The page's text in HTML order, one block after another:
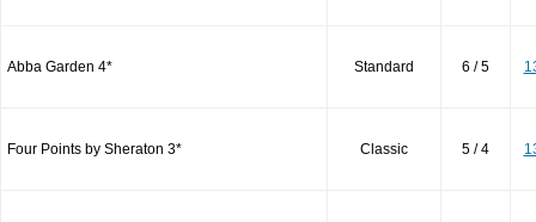
Abba Garden 4* Standard 6 / 5
Four Points by Sheraton 3* Classic 5 / 4